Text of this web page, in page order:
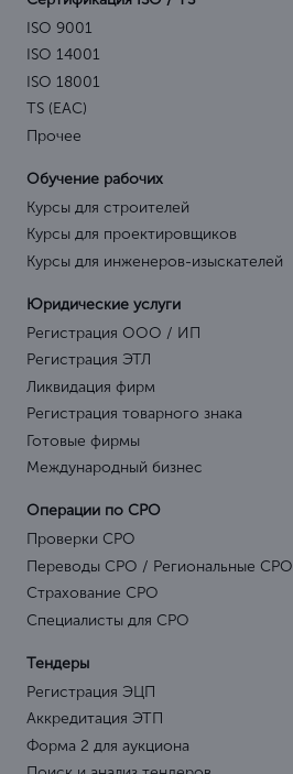
ISO 9001
ISO 14001
ISO 18001
TS (EAC)
Прочее
Обучение рабочих
Курсы для строителей
Курсы для проектировщиков
Курсы для инженеров-изыскателей
Юридические услуги
Регистрация ООО / ИП
Регистрация ЭТЛ
Ликвидация фирм
Регистрация товарного знака
Готовые фирмы
Международный бизнес
Операции по СРО
Проверки СРО
Переводы СРО / Региональные СРО
Страхование СРО
Специалисты для СРО
Тендеры
Регистрация ЭЦП
Аккредитация ЭТП
Форма 2 для аукциона